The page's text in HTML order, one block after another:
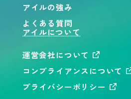
アイルの強み
よくある質問
アイルについて
運営会社について
コンプライアンスについて
プライバシーポリシー